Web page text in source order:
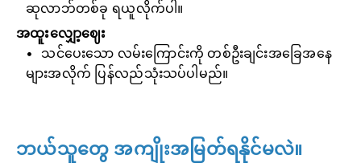
ဆုလာဘ်တစ်ခု ရယူလိုက်ပါ။
အထူးလျှော့ဈေး
သင်ပေးသော လမ်းကြောင်းကို တစ်ဦးချင်းအခြေအနေ
များအလိုက် ပြန်လည်သုံးသပ်ပါမည်။
ဘယ်သူတွေ အကျိုးအမြတ်ရနိုင်မလဲ။